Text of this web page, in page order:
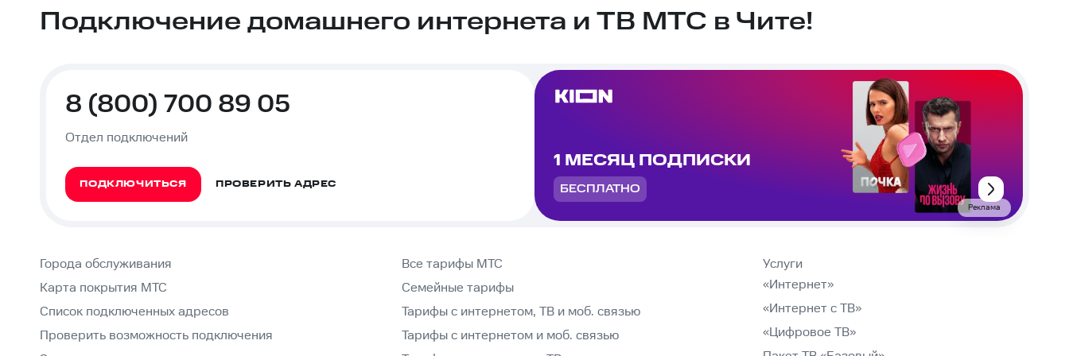
Подключение домашнего интернета и ТВ МТС в Чите!
8 (800) 700 89 05
Отдел подключений
ПОДКЛЮЧИТЬСЯ ПРОВЕРИТЬ АДРЕС
1 МЕСЯЦ ПОДПИСКИ
БЕСПЛАТНО
Реклама
Города обслуживания
Карта покрытия МТС
Список подключенных адресов
Проверить возможность подключения
Все тарифы МТС
Семейные тарифы
Тарифы с интернетом, ТВ и моб. связью
Тарифы с интернетом и моб. связью
Услуги
«Интернет»
«Интернет с ТВ»
«Цифровое ТВ»